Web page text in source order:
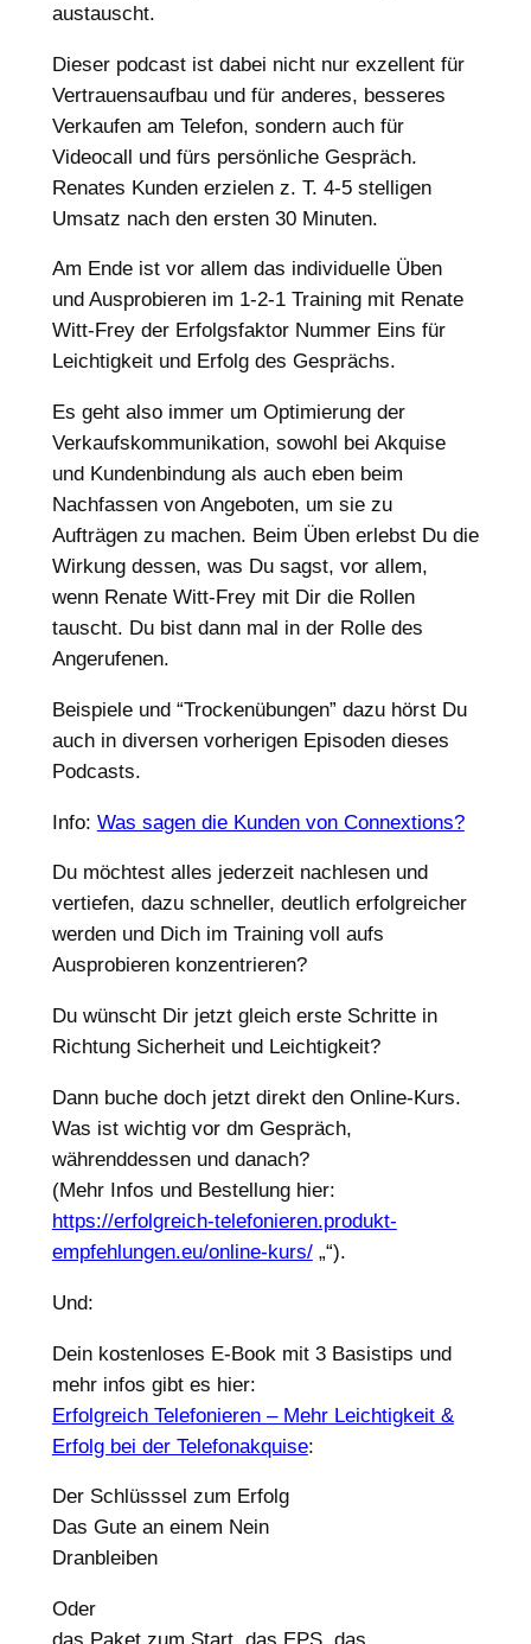
austauscht.
Dieser podcast ist dabei nicht nur exzellent für
Vertrauensaufbau und für anderes, besseres
Verkaufen am Telefon, sondern auch für
Videocall und fürs persönliche Gespräch.
Renates Kunden erzielen z. T. 4-5 stelligen
Umsatz nach den ersten 30 Minuten.
Am Ende ist vor allem das individuelle Üben
und Ausprobieren im 1-2-1 Training mit Renate
Witt-Frey der Erfolgsfaktor Nummer Eins für
Leichtigkeit und Erfolg des Gesprächs.
Es geht also immer um Optimierung der
Verkaufskommunikation, sowohl bei Akquise
und Kundenbindung als auch eben beim
Nachfassen von Angeboten, um sie zu
Aufträgen zu machen. Beim Üben erlebst Du die
Wirkung dessen, was Du sagst, vor allem,
wenn Renate Witt-Frey mit Dir die Rollen
tauscht. Du bist dann mal in der Rolle des
Angerufenen.
Beispiele und “Trockenübungen” dazu hörst Du
auch in diversen vorherigen Episoden dieses
Podcasts.
Info: Was sagen die Kunden von Connextions?
Du möchtest alles jederzeit nachlesen und
vertiefen, dazu schneller, deutlich erfolgreicher
werden und Dich im Training voll aufs
Ausprobieren konzentrieren?
Du wünscht Dir jetzt gleich erste Schritte in
Richtung Sicherheit und Leichtigkeit?
Dann buche doch jetzt direkt den Online-Kurs.
Was ist wichtig vor dm Gespräch,
währenddessen und danach?
(Mehr Infos und Bestellung hier:
https://erfolgreich-telefonieren.produkt-
empfehlungen.eu/online-kurs/„‌“).
Und:
Dein kostenloses E-Book mit 3 Basistips und
mehr infos gibt es hier:
Erfolgreich Telefonieren – Mehr Leichtigkeit &
Erfolg bei der Telefonakquise:
Der Schlüsssel zum Erfolg
Das Gute an einem Nein
Dranbleiben
Oder